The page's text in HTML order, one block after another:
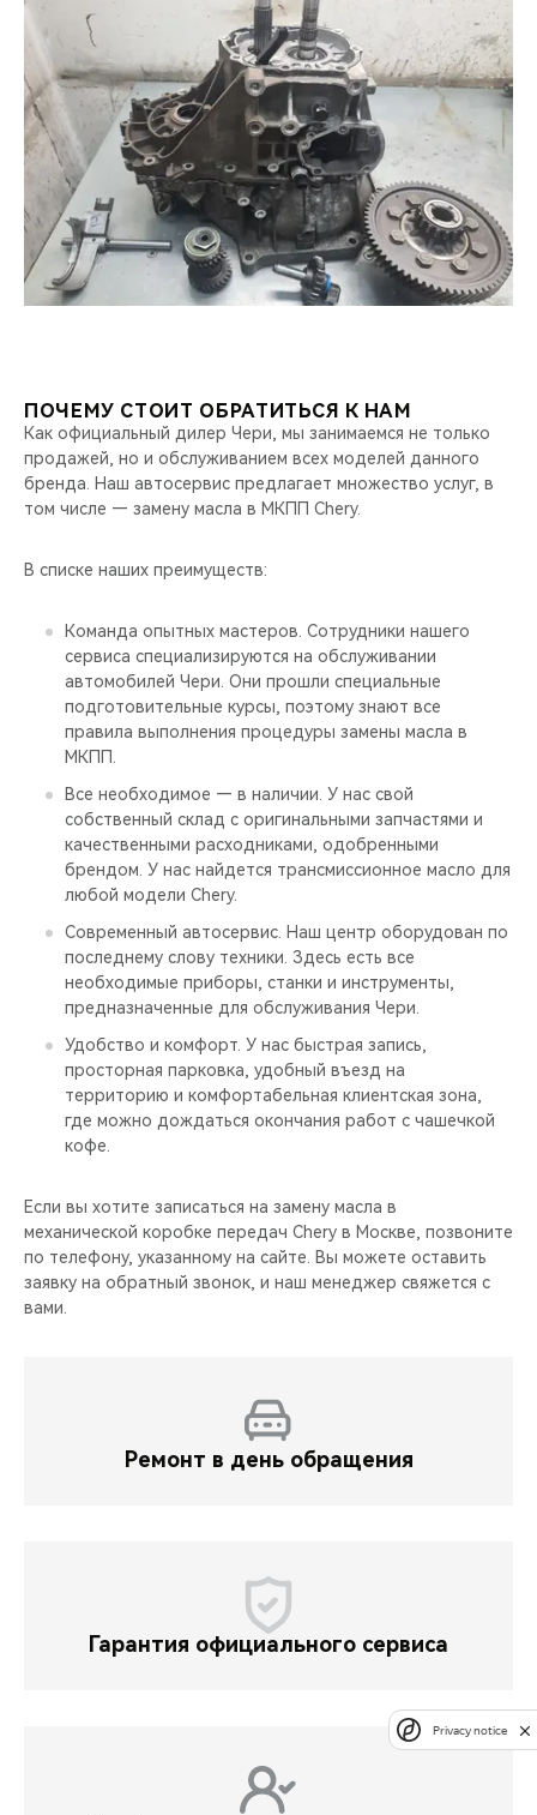
ПОЧЕМУ СТОИТ ОБРАТИТЬСЯ К НАМ
Как официальный дилер Чери, мы занимаемся не только
продажей, но и обслуживанием всех моделей данного
бренда. Наш автосервис предлагает множество услуг, в
том числе — замену масла в МКПП Chery.
В списке наших преимуществ:
Команда опытных мастеров. Сотрудники нашего
сервиса специализируются на обслуживании
автомобилей Чери. Они прошли специальные
подготовительные курсы, поэтому знают все
правила выполнения процедуры замены масла в
МКПП.
Все необходимое — в наличии. У нас свой
собственный склад с оригинальными запчастями и
качественными расходниками, одобренными
брендом. У нас найдется трансмиссионное масло для
любой модели Chery.
Современный автосервис. Наш центр оборудован по
последнему слову техники. Здесь есть все
необходимые приборы, станки и инструменты,
предназначенные для обслуживания Чери.
Удобство и комфорт. У нас быстрая запись,
просторная парковка, удобный въезд на
территорию и комфортабельная клиентская зона,
где можно дождаться окончания работ с чашечкой
кофе.
Если вы хотите записаться на замену масла в
механической коробке передач Chery в Москве, позвоните
по телефону, указанному на сайте. Вы можете оставить
заявку на обратный звонок, и наш менеджер свяжется с
вами.
Ремонт в день обращения
Гарантия официального сервиса
Privacy notice